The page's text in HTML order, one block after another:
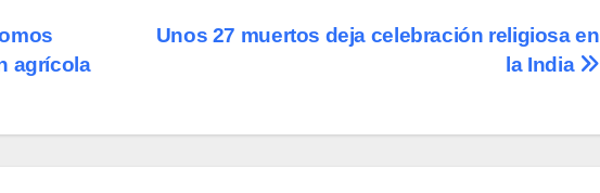
Unos 27 muertos deja celebración religiosa en
la India
agrícola